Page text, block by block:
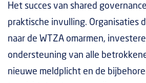
Het succes van shared
praktische invulling. Organisaties
naar de WTZA omarmen,
ondersteuning van alle
nieuwe meldplicht en de